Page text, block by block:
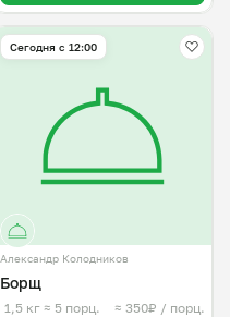
Сегодня с 12:00
Александр Колодников
Борщ
1,5 кг ≈ 5 порц. ≈ 350₽ / порц.